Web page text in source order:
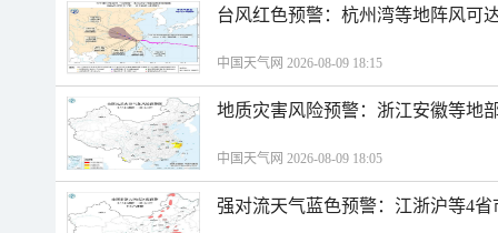
台风红色预警：杭州湾等地阵风可
中国天气网 2026-08-09 18:15
地质灾害风险预警：浙江安徽等地
中国天气网 2026-08-09 18:05
强对流天气蓝色预警：江浙沪等4